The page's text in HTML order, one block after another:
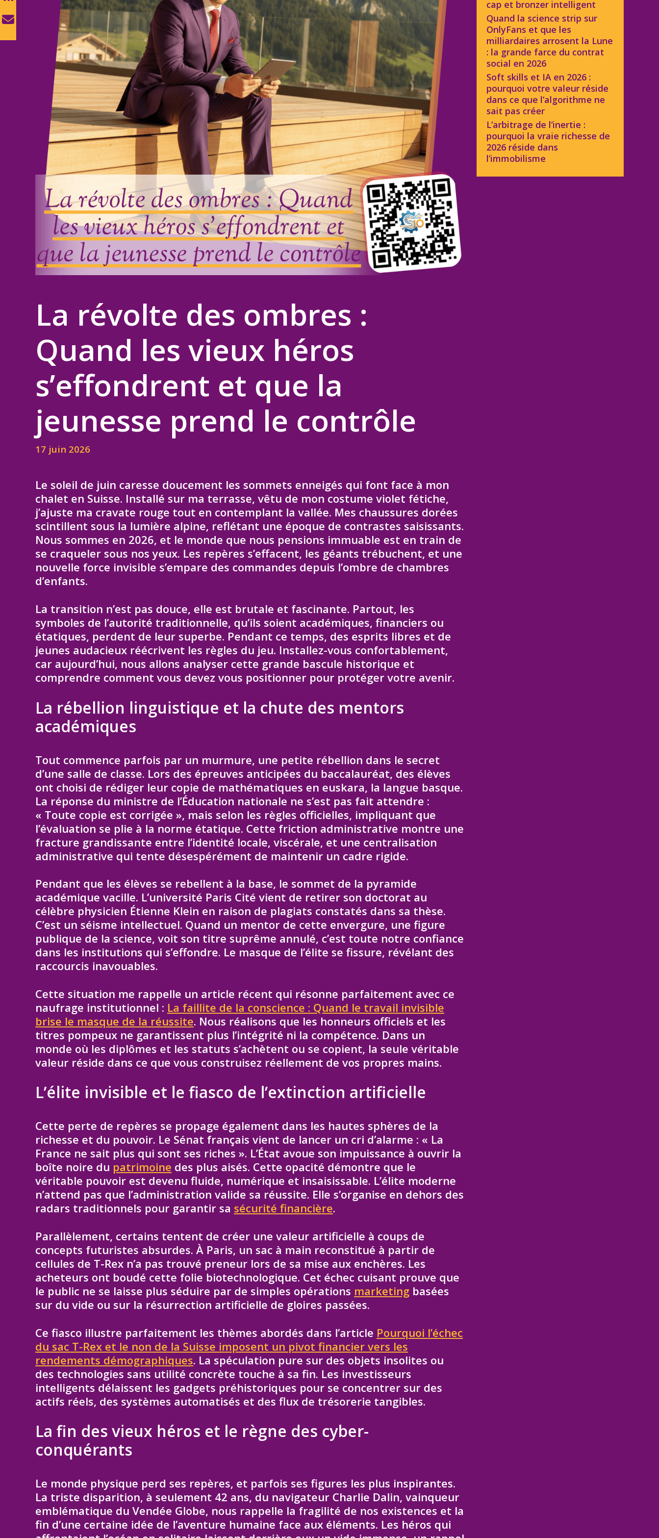
La révolte des ombres :
Quand les vieux héros
s’effondrent et que la
jeunesse prend le contrôle
17 juin 2026
Le soleil de juin caresse doucement les sommets enneigés qui font face à mon
chalet en Suisse. Installé sur ma terrasse, vêtu de mon costume violet fétiche,
j’ajuste ma cravate rouge tout en contemplant la vallée. Mes chaussures dorées
scintillent sous la lumière alpine, reflétant une époque de contrastes saisissants.
Nous sommes en 2026, et le monde que nous pensions immuable est en train de
se craqueler sous nos yeux. Les repères s’effacent, les géants trébuchent, et une
nouvelle force invisible s’empare des commandes depuis l’ombre de chambres
d’enfants.
La transition n’est pas douce, elle est brutale et fascinante. Partout, les
symboles de l’autorité traditionnelle, qu’ils soient académiques, financiers ou
étatiques, perdent de leur superbe. Pendant ce temps, des esprits libres et de
jeunes audacieux réécrivent les règles du jeu. Installez-vous confortablement,
car aujourd’hui, nous allons analyser cette grande bascule historique et
comprendre comment vous devez vous positionner pour protéger votre avenir.
La rébellion linguistique et la chute des mentors
académiques
Tout commence parfois par un murmure, une petite rébellion dans le secret
d’une salle de classe. Lors des épreuves anticipées du baccalauréat, des élèves
ont choisi de rédiger leur copie de mathématiques en euskara, la langue basque.
La réponse du ministre de l’Éducation nationale ne s’est pas fait attendre :
« Toute copie est corrigée », mais selon les règles officielles, impliquant que
l’évaluation se plie à la norme étatique. Cette friction administrative montre une
fracture grandissante entre l’identité locale, viscérale, et une centralisation
administrative qui tente désespérément de maintenir un cadre rigide.
Pendant que les élèves se rebellent à la base, le sommet de la pyramide
académique vacille. L’université Paris Cité vient de retirer son doctorat au
célèbre physicien Étienne Klein en raison de plagiats constatés dans sa thèse.
C’est un séisme intellectuel. Quand un mentor de cette envergure, une figure
publique de la science, voit son titre suprême annulé, c’est toute notre confiance
dans les institutions qui s’effondre. Le masque de l’élite se fissure, révélant des
raccourcis inavouables.
Cette situation me rappelle un article récent qui résonne parfaitement avec ce
naufrage institutionnel : La faillite de la conscience : Quand le travail invisible
brise le masque de la réussite. Nous réalisons que les honneurs officiels et les
titres pompeux ne garantissent plus l’intégrité ni la compétence. Dans un
monde où les diplômes et les statuts s’achètent ou se copient, la seule véritable
valeur réside dans ce que vous construisez réellement de vos propres mains.
L’élite invisible et le fiasco de l’extinction artificielle
Cette perte de repères se propage également dans les hautes sphères de la
richesse et du pouvoir. Le Sénat français vient de lancer un cri d’alarme : « La
France ne sait plus qui sont ses riches ». L’État avoue son impuissance à ouvrir la
boîte noire du patrimoine des plus aisés. Cette opacité démontre que le
véritable pouvoir est devenu fluide, numérique et insaisissable. L’élite moderne
n’attend pas que l’administration valide sa réussite. Elle s’organise en dehors des
radars traditionnels pour garantir sa sécurité financière.
Parallèlement, certains tentent de créer une valeur artificielle à coups de
concepts futuristes absurdes. À Paris, un sac à main reconstitué à partir de
cellules de T-Rex n’a pas trouvé preneur lors de sa mise aux enchères. Les
acheteurs ont boudé cette folie biotechnologique. Cet échec cuisant prouve que
le public ne se laisse plus séduire par de simples opérations marketing basées
sur du vide ou sur la résurrection artificielle de gloires passées.
Ce fiasco illustre parfaitement les thèmes abordés dans l’article Pourquoi l’échec
du sac T-Rex et le non de la Suisse imposent un pivot financier vers les
rendements démographiques. La spéculation pure sur des objets insolites ou
des technologies sans utilité concrète touche à sa fin. Les investisseurs
intelligents délaissent les gadgets préhistoriques pour se concentrer sur des
actifs réels, des systèmes automatisés et des flux de trésorerie tangibles.
La fin des vieux héros et le règne des cyber-
conquérants
Le monde physique perd ses repères, et parfois ses figures les plus inspirantes.
La triste disparition, à seulement 42 ans, du navigateur Charlie Dalin, vainqueur
emblématique du Vendée Globe, nous rappelle la fragilité de nos existences et la
fin d’une certaine idée de l’aventure humaine face aux éléments. Les héros qui
cap et bronzer intelligent
Quand la science strip sur
OnlyFans et que les
milliardaires arrosent la Lune
: la grande farce du contrat
social en 2026
Soft skills et IA en 2026 :
pourquoi votre valeur réside
dans ce que l’algorithme ne
sait pas créer
L’arbitrage de l’inertie :
pourquoi la vraie richesse de
2026 réside dans
l’immobilisme